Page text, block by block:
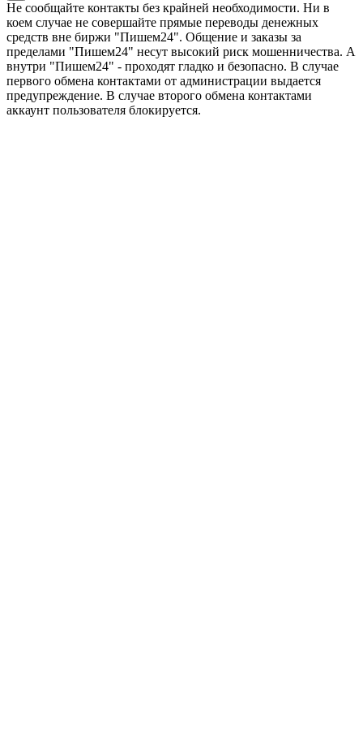
Не сообщайте контакты без крайней необходимости. Ни в
коем случае не совершайте прямые переводы денежных
средств вне биржи "Пишем24". Общение и заказы за
пределами "Пишем24" несут высокий риск мошенничества. А
внутри "Пишем24" - проходят гладко и безопасно. В случае
первого обмена контактами от администрации выдается
предупреждение. В случае второго обмена контактами
аккаунт пользователя блокируется.